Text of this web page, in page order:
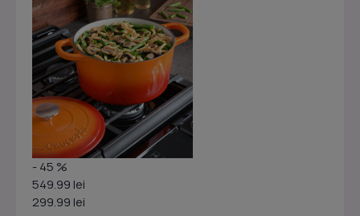
- 45 %
549.99 lei
299.99 lei